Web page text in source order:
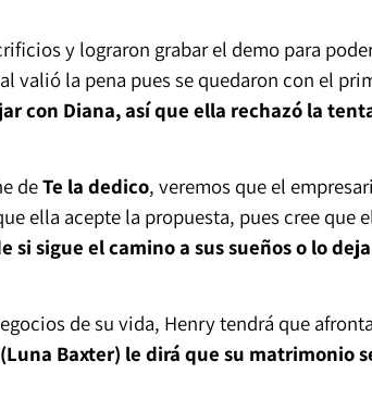
y lograron grabar el demo para
valió la pena pues se quedaron con el
con Diana, así que ella rechazó la
deTe la dedico, veremos que el
ella acepte la propuesta, pues cree que
si sigue el camino a sus sueños o lo
de su vida, Henry tendrá que
Baxter) le dirá que su matrimonio